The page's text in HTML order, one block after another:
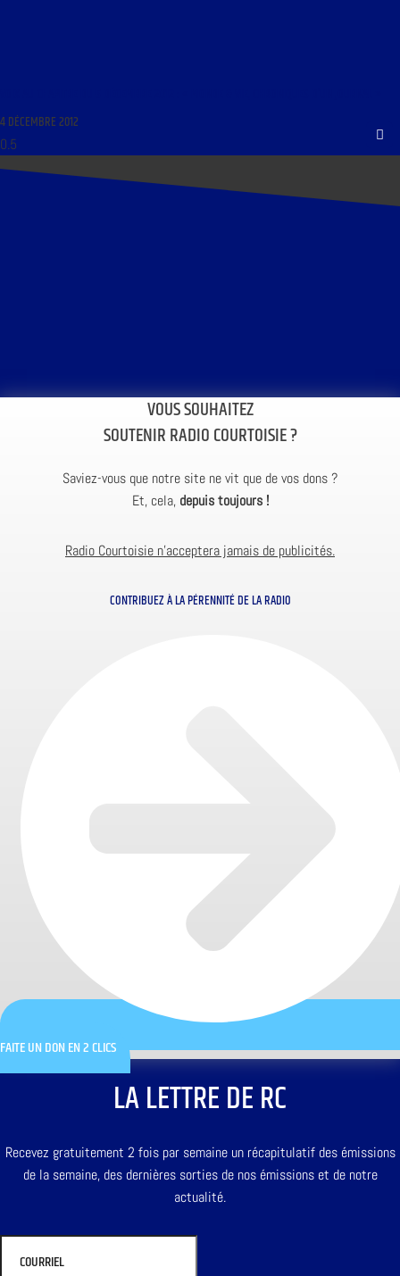
4 DÉCEMBRE 2012
VOUS SOUHAITEZ
SOUTENIR RADIO COURTOISIE ?
Saviez-vous que notre site ne vit que de vos dons ?
Et, cela, depuis toujours !
Radio Courtoisie n’acceptera jamais de publicités.
CONTRIBUEZ À LA PÉRENNITÉ DE LA RADIO
FAITE UN DON EN 2 CLICS
LA LETTRE DE RC
Recevez gratuitement 2 fois par semaine un récapitulatif des émissions
de la semaine, des dernières sorties de nos émissions et de notre
actualité.